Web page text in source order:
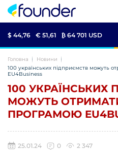
$ 44,76 € 51,61 ₿ 64 701 USD
Головна
Новини
100 українських підприємств можуть
EU4Business
100 УКРАЇНСЬКИХ
МОЖУТЬ
ПРОГРАМОЮ
25.01.24 0
2 347